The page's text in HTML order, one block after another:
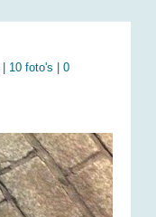
| 10 foto's | 0